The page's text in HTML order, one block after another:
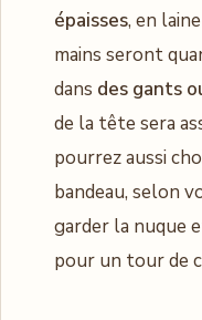
épaisses, en
mains seront
dans des gants
de la tête sera
pourrez aussi
bandeau, selon
garder la nuque
pour un tour de